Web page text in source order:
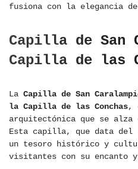
fusiona con la elegancia
Capilla de San
Capilla de las
La Capilla de San
la Capilla de las Conchas,
arquitectónica que se
Esta capilla, que data del
un tesoro histórico y
visitantes con su